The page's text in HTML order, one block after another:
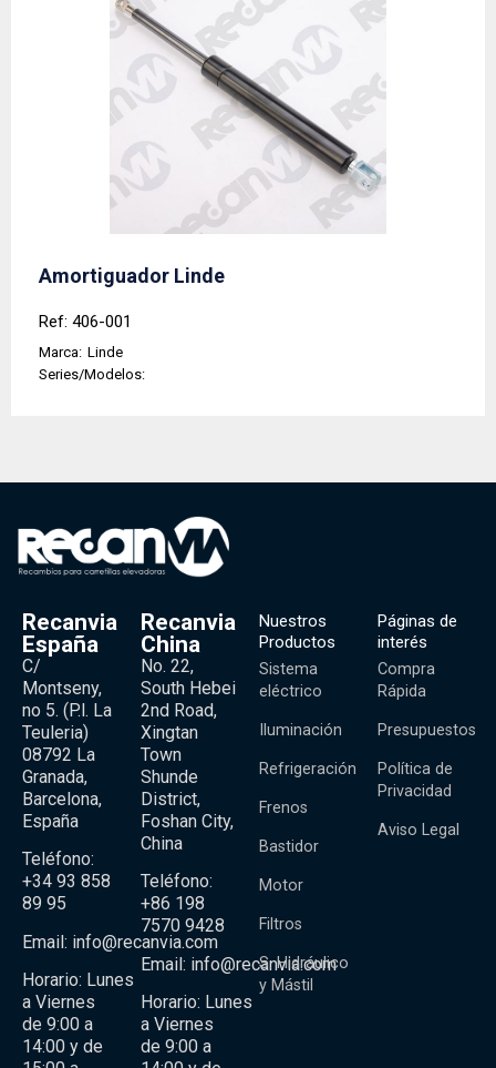
Amortiguador Linde
Ref: 406-001
Marca: Linde
Series/Modelos:
Recanvia
España
C/
Montseny,
no 5. (P.l. La
Teuleria)
08792 La
Granada,
Barcelona,
España
Teléfono:
+34 93 858
89 95
Email: info@recanvia.com
Horario: Lunes
a Viernes
de 9:00 a
14:00 y de
Recanvia
China
No. 22,
South Hebei
2nd Road,
Xingtan
Town
Shunde
District,
Foshan City,
China
Teléfono:
+86 198
7570 9428
Email: info@recanvia.com
Horario: Lunes
a Viernes
de 9:00 a
Nuestros
Productos
Sistema
eléctrico
Iluminación
Refrigeración
Frenos
Bastidor
Motor
Filtros
S. Hidráulico
y Mástil
Páginas de
interés
Compra
Rápida
Presupuestos
Política de
Privacidad
Aviso Legal